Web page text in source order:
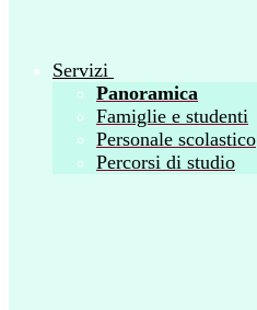
Servizi
Panoramica
Famiglie e studenti
Personale scolastico
Percorsi di studio